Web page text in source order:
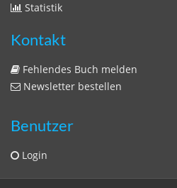
Statistik
Kontakt
Fehlendes Buch melden
Newsletter bestellen
Benutzer
Login